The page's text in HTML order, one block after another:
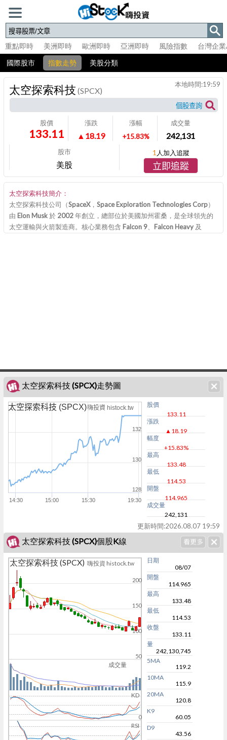
重點即時 美洲即時 歐洲即時 亞洲即時 風險指數
台灣企
國際股市
指數走勢 美股分類
太空探索科技 (SPCX)
股價
133.11
漲跌
▲18.19
漲幅
+15.83%
成交量
242,131
股市
美股
本地時間:19:59
1 人加入追蹤
立即追蹤
太空探索科技簡介：
太空探索科技公司（SpaceX，Space Exploration Technologies Corp）
由 Elon Musk 於 2002 年創立，總部位於美國加州霍桑，是全球領先的
太空運輸與火箭製造商。核心業務包含 Falcon 9、Falcon Heavy 及
太空探索科技 (SPCX)走勢圖
太空探索科技 (SPCX)嗨投資 histock.tw
14:30 15:00 15:30 19:30
128
130
132
股價
133.11
漲跌
▲18.19
幅度
+15.83%
最高
133.48
最低
114.53
開盤
114.965
成交量
242,131
更新時間:2026.08.07 19:59
太空探索科技 (SPCX)個股K線
成交量
KD
RSI
太空探索科技 (SPCX) 嗨投資 histock.tw
50
100
150
200
0
日期
08/07
開盤
114.965
最高
133.48
最低
114.53
收盤
133.11
量
242,130,745
5MA
119.2
10MA
115.9
20MA
120.8
K9
60.05
D9
43.56